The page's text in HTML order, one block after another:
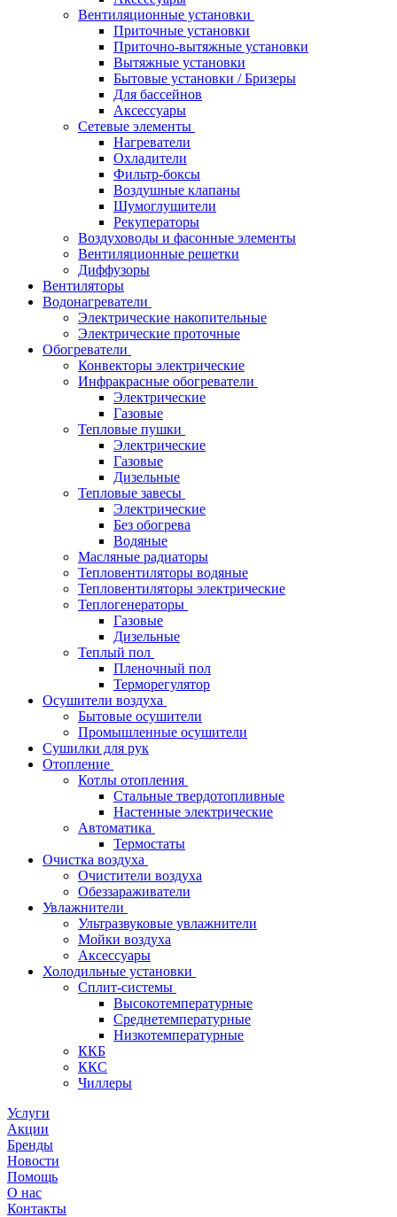
Вентиляционные установки
Приточные установки
Приточно-вытяжные установки
Вытяжные установки
Бытовые установки / Бризеры
Для бассейнов
Аксессуары
Сетевые элементы
Нагреватели
Охладители
Фильтр-боксы
Воздушные клапаны
Шумоглушители
Рекуператоры
Воздуховоды и фасонные элементы
Вентиляционные решетки
Диффузоры
Вентиляторы
Водонагреватели
Электрические накопительные
Электрические проточные
Обогреватели
Конвекторы электрические
Инфракрасные обогреватели
Электрические
Газовые
Тепловые пушки
Электрические
Газовые
Дизельные
Тепловые завесы
Электрические
Без обогрева
Водяные
Масляные радиаторы
Тепловентиляторы водяные
Тепловентиляторы электрические
Теплогенераторы
Газовые
Дизельные
Теплый пол
Пленочный пол
Терморегулятор
Осушители воздуха
Бытовые осушители
Промышленные осушители
Сушилки для рук
Отопление
Котлы отопления
Стальные твердотопливные
Настенные электрические
Автоматика
Термостаты
Очистка воздуха
Очистители воздуха
Обеззараживатели
Увлажнители
Ультразвуковые увлажнители
Мойки воздуха
Аксессуары
Холодильные установки
Сплит-системы
Высокотемпературные
Среднетемпературные
Низкотемпературные
ККБ
ККС
Чиллеры
Услуги
Акции
Бренды
Новости
Помощь
О нас
Контакты